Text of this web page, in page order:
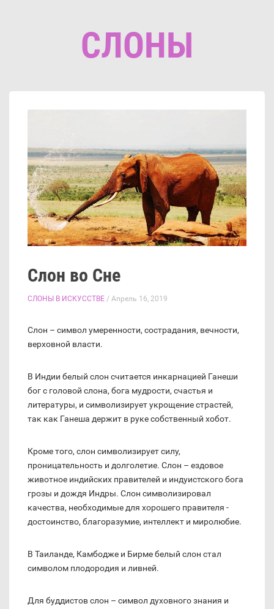
СЛОНЫ
Слон во Сне
СЛОНЫ В ИСКУССТВЕ / Апрель 16, 2019
Слон – символ умеренности, сострадания, вечности,
верховной власти.
В Индии белый слон считается инкарнацией Ганеши
бог с головой слона, бога мудрости, счастья и
литературы, и символизирует укрощение страстей,
так как Ганеша держит в руке собственный хобот.
Кроме того, слон символизирует силу,
проницательность и долголетие. Слон – ездовое
животное индийских правителей и индуистского бога
грозы и дождя Индры. Слон символизировал
качества, необходимые для хорошего правителя -
достоинство, благоразумие, интеллект и миролюбие.
В Таиланде, Камбодже и Бирме белый слон стал
символом плодородия и ливней.
Для буддистов слон – символ духовного знания и